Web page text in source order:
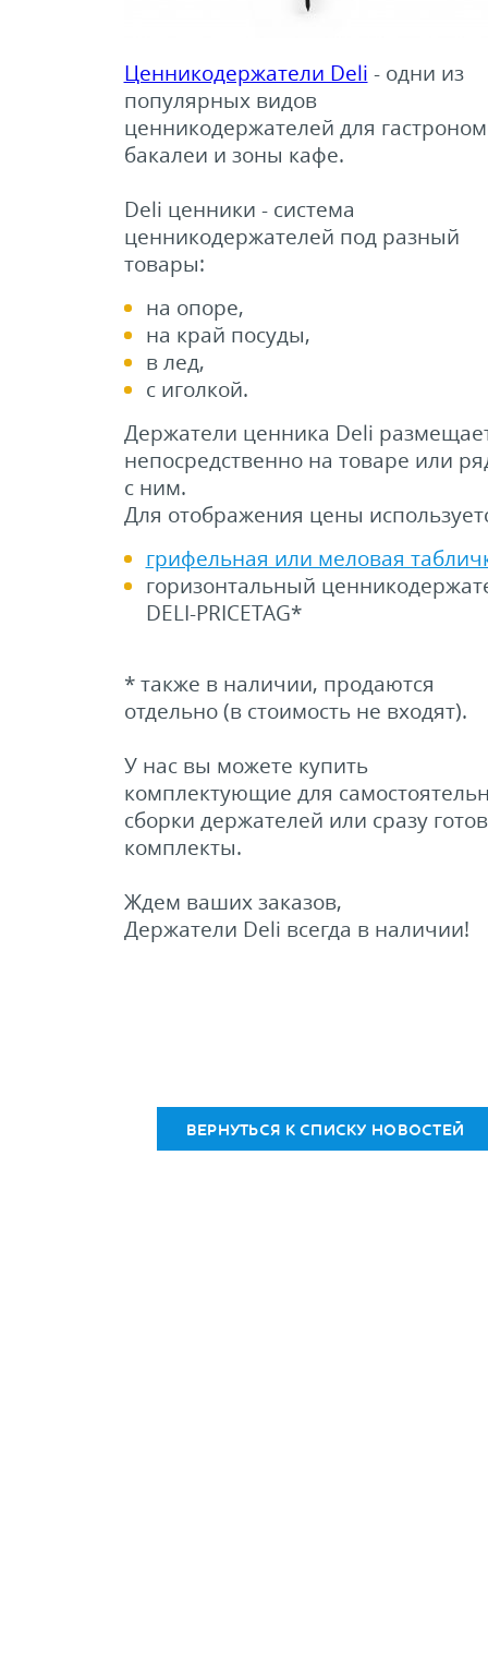
конструкции из алюминиевого
Ценникодержатели Deli - одни из
популярных видов
ценникодержателей для
бакалеи и зоны кафе.
Deli ценники - система
ценникодержателей под разный
товары:
на опоре,
на край посуды,
в лед,
с иголкой.
Держатели ценника Deli
непосредственно на товаре или
с ним.
Для отображения цены
грифельная или меловая
горизонтальный
DELI-PRICETAG*
* также в наличии, продаются
отдельно (в стоимость не входят).
У нас вы можете купить
комплектующие для
сборки держателей или сразу
комплекты.
Ждем ваших заказов,
Держатели Deli всегда в наличии!
ВЕРНУТЬСЯ К СПИСКУ НОВОСТЕЙ